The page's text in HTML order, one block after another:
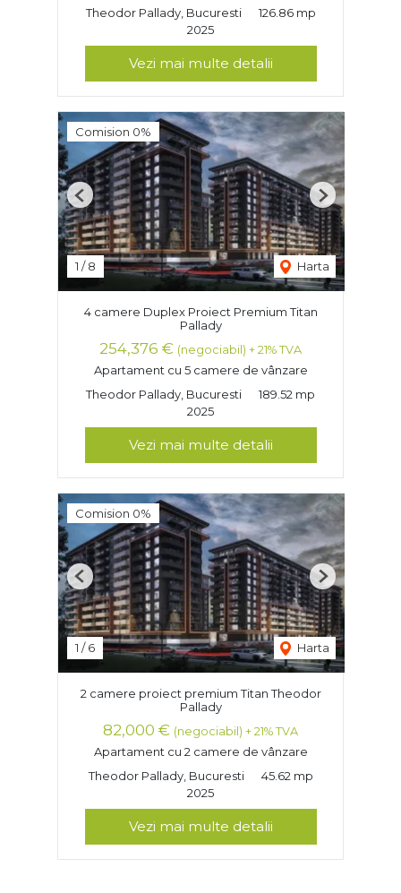
Theodor Pallady, Bucuresti
126.86 mp
2025
Vezi mai multe detalii
Comision 0%
1 /8 Harta
Previous Next
4 camere Duplex Proiect Premium Titan
Pallady
254,376 € (negociabil) + 21% TVA
Apartament cu 5 camere de vânzare
Theodor Pallady, Bucuresti
189.52 mp
2025
Vezi mai multe detalii
Comision 0%
1 /6 Harta
Previous Next
2 camere proiect premium Titan Theodor
Pallady
82,000 € (negociabil) + 21% TVA
Apartament cu 2 camere de vânzare
Theodor Pallady, Bucuresti
45.62 mp
2025
Vezi mai multe detalii